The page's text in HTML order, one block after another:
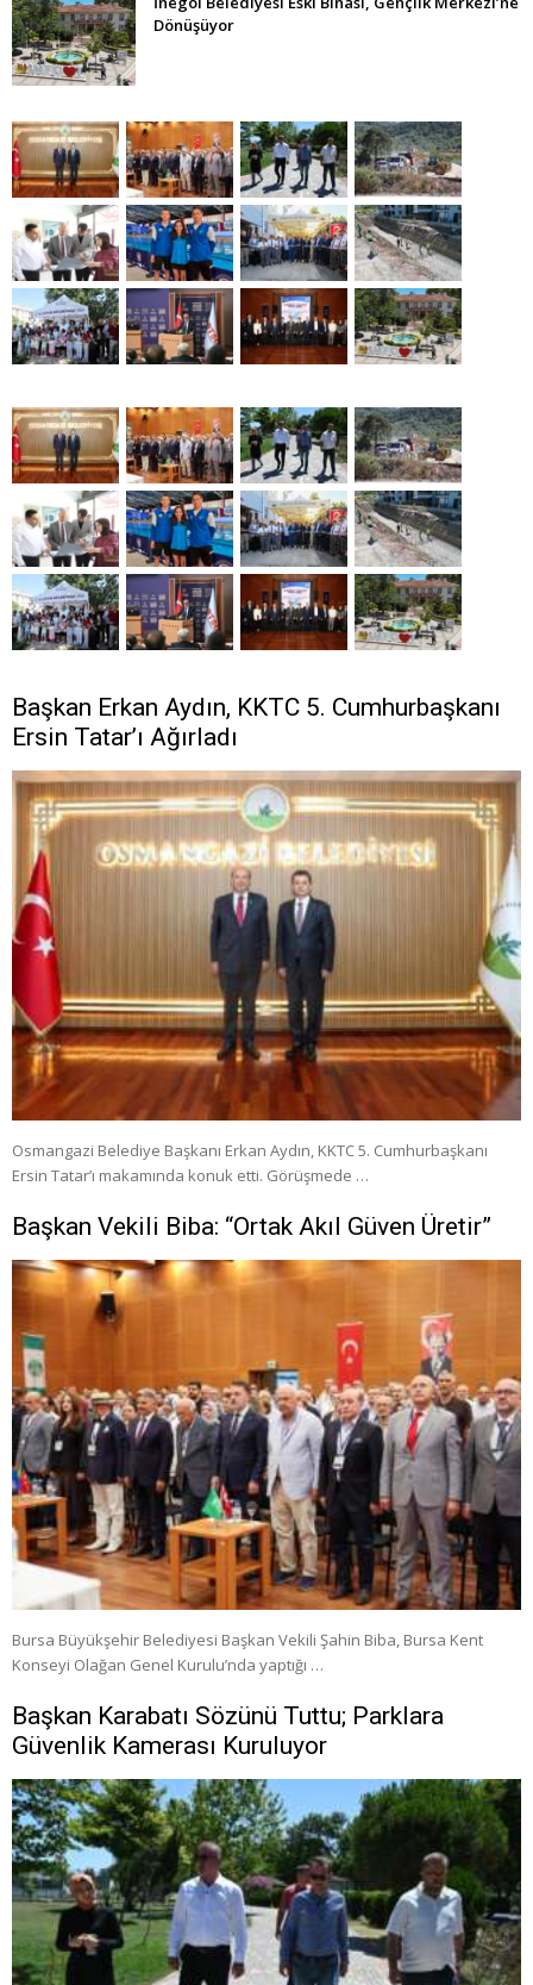
Dönüşüyor
Başkan Erkan Aydın, KKTC 5. Cumhurbaşkanı
Ersin Tatar’ı Ağırladı
Osmangazi Belediye Başkanı Erkan Aydın, KKTC 5. Cumhurbaşkanı
Ersin Tatar’ı makamında konuk etti. Görüşmede …
Başkan Vekili Biba: “Ortak Akıl Güven Üretir”
Bursa Büyükşehir Belediyesi Başkan Vekili Şahin Biba, Bursa Kent
Konseyi Olağan Genel Kurulu’nda yaptığı …
Başkan Karabatı Sözünü Tuttu; Parklara
Güvenlik Kamerası Kuruluyor